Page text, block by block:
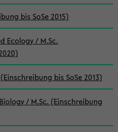
bis SoSe 2015)
Ecology / M.Sc.
bis SoSe 2013)
/ M.Sc. (Einschreibung